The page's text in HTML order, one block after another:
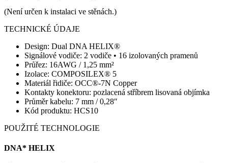
(Není určen k instalaci ve stěnách.)
TECHNICKÉ ÚDAJE
Design: Dual DNA HELIX®
Signálové vodiče: 2 vodiče • 16 izolovaných pramenů
Průřez: 16AWG / 1,25 mm²
Izolace: COMPOSILEX® 5
Materiál řidiče: OCC®-7N Copper
Kontakty konektoru: pozlacená stříbrem lisovaná objímka
Průměr kabelu: 7 mm / 0,28″
Kód produktu: HCS10
POUŽITÉ TECHNOLOGIE
DNA* HELIX